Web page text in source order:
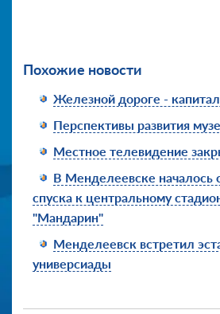
Похожие новости
Железной дороге -
Перспективы развития
Местное телевидение
В Менделеевске началось
спуска к центральному
"Мандарин"
Менделеевск встретил
универсиады